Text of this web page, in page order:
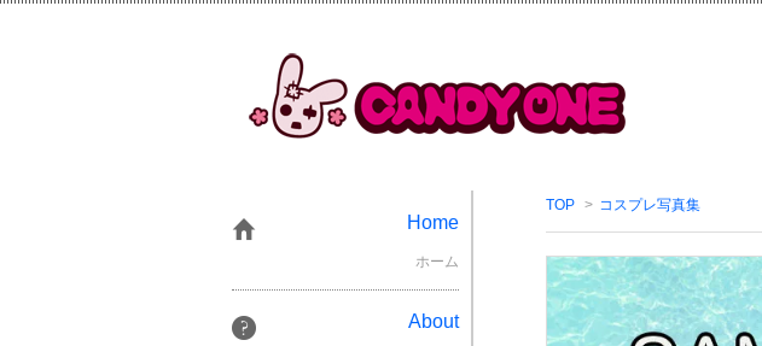
TOP > コスプレ写真集
Home
ホーム
About